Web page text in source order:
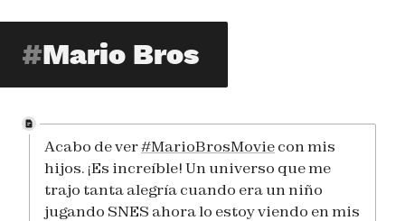
Mario Bros
Acabo de ver#MarioBrosMovie con mis
hijos. ¡Es increíble! Un universo que me
trajo tanta alegría cuando era un niño
jugando SNES ahora lo estoy viendo en mis